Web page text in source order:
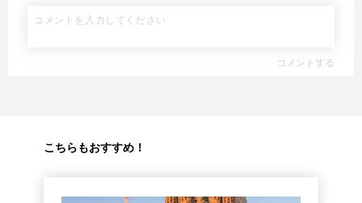
コメントする
こちらもおすすめ！